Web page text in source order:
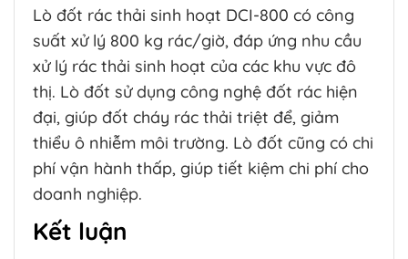
Lò đốt rác thải sinh hoạt DCI-800 có công
suất xử lý 800 kg rác/giờ, đáp ứng nhu cầu
xử lý rác thải sinh hoạt của các khu vực đô
thị. Lò đốt sử dụng công nghệ đốt rác hiện
đại, giúp đốt cháy rác thải triệt để, giảm
thiểu ô nhiễm môi trường. Lò đốt cũng có chi
phí vận hành thấp, giúp tiết kiệm chi phí cho
doanh nghiệp.
Kết luận